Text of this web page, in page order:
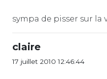
sympa de pisser sur la
claire
17 juillet 2010 12:46:44